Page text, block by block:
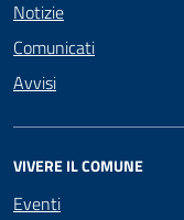
Notizie
Comunicati
Avvisi
VIVERE IL COMUNE
Eventi